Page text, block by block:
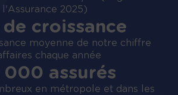
l'Assurance 2025)
de croissance
moyenne de notre chiffre
chaque année
000 assurés
en métropole et dans les